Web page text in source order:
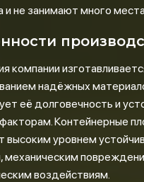
и не занимают много
компании
надёжных
её долговечность и
Контейнерные
высоким уровнем
механическим
воздействиям.